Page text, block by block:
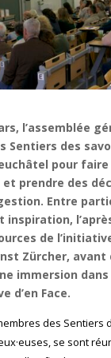
l’assemblée
Sentiers des
pour
et prendre des
Entre
inspiration,
de
Zürcher, avant
immersion
d’en Face.
des Sentiers
se sont